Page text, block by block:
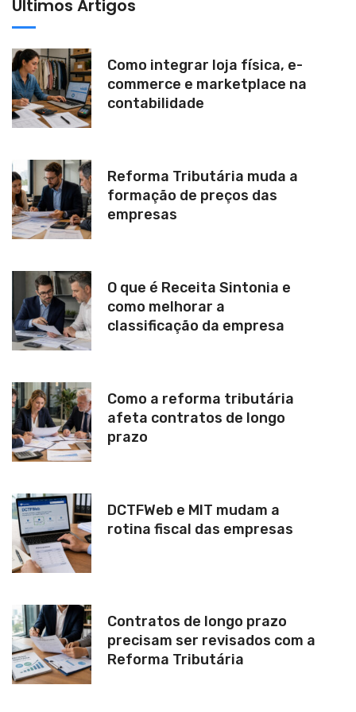
e
:
Últimos Artigos
Como integrar loja física, e-
commerce e marketplace na
contabilidade
Reforma Tributária muda a
formação de preços das
empresas
O que é Receita Sintonia e
como melhorar a
classificação da empresa
Como a reforma tributária
afeta contratos de longo
prazo
DCTFWeb e MIT mudam a
rotina fiscal das empresas
Contratos de longo prazo
precisam ser revisados com a
Reforma Tributária